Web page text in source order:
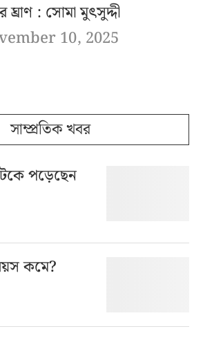
ঘ্রাণ : সোমা মুৎসুদ্দী
10, 2025
সাম্প্রতিক খবর
পড়েছেন
কমে?